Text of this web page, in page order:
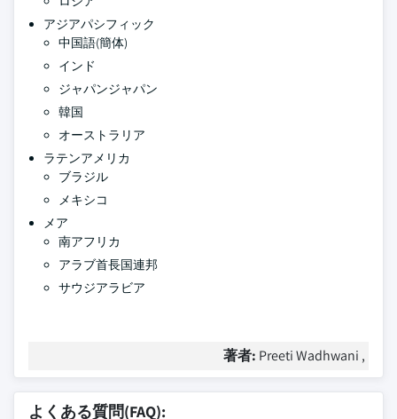
アジアパシフィック
中国語(簡体)
インド
ジャパンジャパン
韓国
オーストラリア
ラテンアメリカ
ブラジル
メキシコ
メア
南アフリカ
アラブ首長国連邦
サウジアラビア
著者: Preeti Wadhwani ,
よくある質問(FAQ):